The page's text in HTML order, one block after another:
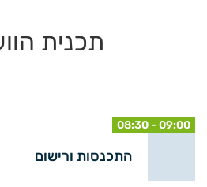
תכנית
08:30 - 09:00
התכנסות ורישום